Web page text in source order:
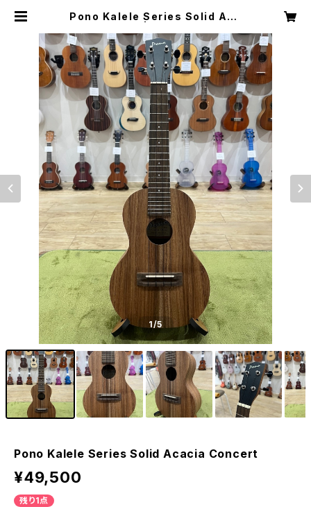
Pono Kalele Series Solid Aca
サニーサイド
1/5
Pono Kalele Series Solid Acacia Concert
¥49,500
残り1点